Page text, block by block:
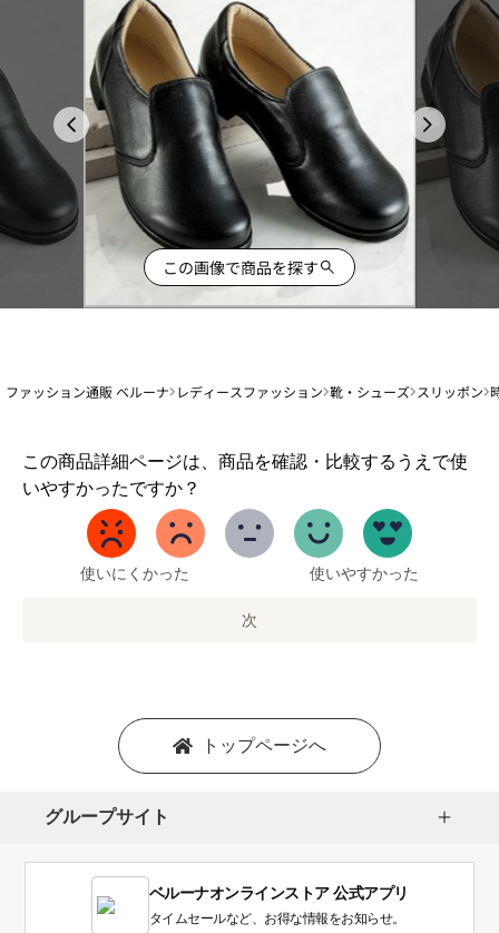
この画像で商品を探す
ファッション通販 ベルーナ レディースファッション 靴・シューズ スリッポン
この商品詳細ページは、商品を確認・比較するうえで使
いやすかったですか？
1
か
使いにくかった 使いやすかった
次
トップページへ
グループサイト
ベルーナオンラインストア 公式アプリ
タイムセールなど、お得な情報をお知らせ。